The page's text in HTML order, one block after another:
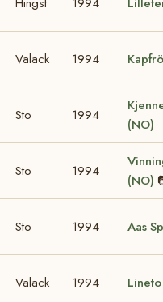
Valack 1994
Sto 1994
(NO)
Sto 1994
(NO)
Sto 1994 Aas
Valack 1994